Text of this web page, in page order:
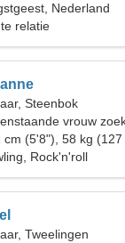
Nederland
relatie
Steenbok
vrouw
cm (5'8"), 58 kg (127
Rock'n'roll
Tweelingen